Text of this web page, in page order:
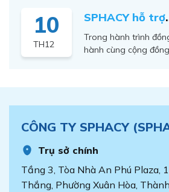
Vietnam I4 Impact
trình [...]
tổ chức một buổi Giáng
Sinh ấm áp, vui tươi và
đầy ý nghĩa, mang
những khoảnh khắc
thành viên. Sự kiện
không chỉ là dịp [...]
10
TH12
SPHACY hỗ trợ
Xã Mường Pồn
(Điện Biên) lắp
vượt khó
Trong hành trình
hành cùng cộng
trợ tại Xã Mường Pồn,
tỉnh Điện Biên – nơi
chiếm hơn 90% và tỷ lệ
hộ nghèo vẫn ở mức
CÔNG TY SPHACY
Trụ sở chính
Tầng 3, Tòa Nhà An Phú Plaza,
Thắng, Phường Xuân Hòa,